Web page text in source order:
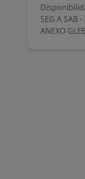
SEG A SAB
ANEXO